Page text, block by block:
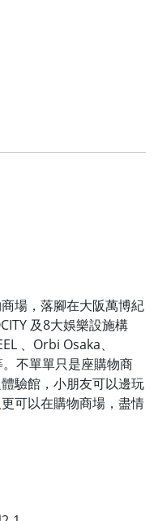
場，落腳在大阪萬博紀
及8大娛樂設施構
、Orbi Osaka、
。不單單只是座購物商
驗館，小朋友可以邊玩
可以在購物商場，盡情